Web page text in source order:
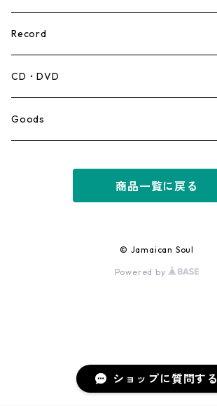
ショップに質問する
Record
Mento,Calypso,Ballad
Ska
Early Dancehall
CD・DVD
Goods
商品一覧に戻る
© Jamaican Soul
Powered by